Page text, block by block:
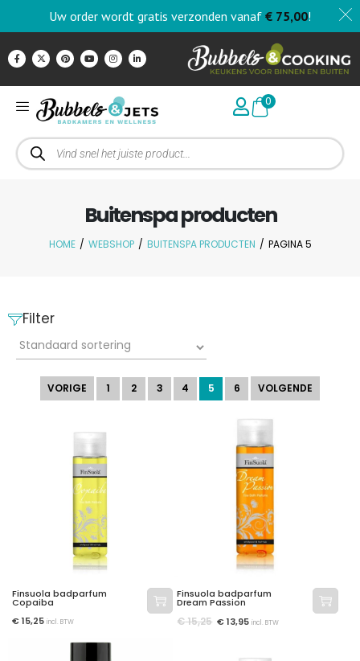
Uw order wordt gratis verzonden vanaf € 75,00!
0
Buitenspa producten
HOME / WEBSHOP / BUITENSPA PRODUCTEN / PAGINA 5
Filter
VORIGE 1 2 3 4 5 6 VOLGENDE
Finsuola badparfum
Copaiba
€15,25 incl. BTW
Finsuola badparfum
Dream Passion
€15,25 €13,95 incl. BTW